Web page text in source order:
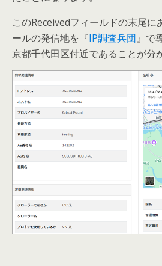
このReceivedフィールドの末尾に
ールの発信地を『IP調査兵団』で
京都千代田区付近であることが分